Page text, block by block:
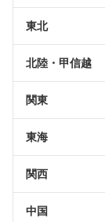
東北
北陸・甲信越
関東
東海
関西
中国